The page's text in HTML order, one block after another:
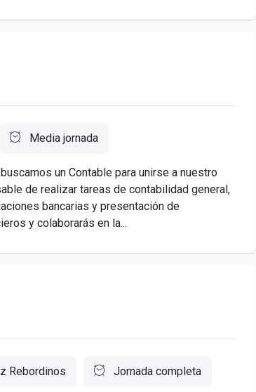
Media jornada
un Contable para unirse a nuestro
de realizar tareas de contabilidad general,
bancarias y presentación de
y colaborarás en la...
Rebordinos Jornada completa